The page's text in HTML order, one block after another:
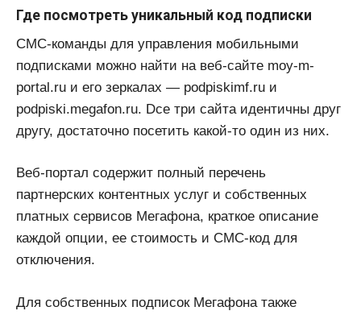
Где посмотреть уникальный код подписки
СМС-команды для управления мобильными
подписками можно найти на веб-сайте moy-m-
portal.ru и его зеркалах — podpiskimf.ru и
podpiski.megafon.ru. Dсе три сайта идентичны друг
другу, достаточно посетить какой-то один из них.
Веб-портал содержит полный перечень
партнерских контентных услуг и собственных
платных сервисов Мегафона, краткое описание
каждой опции, ее стоимость и СМС-код для
отключения.
Для собственных подписок Мегафона также